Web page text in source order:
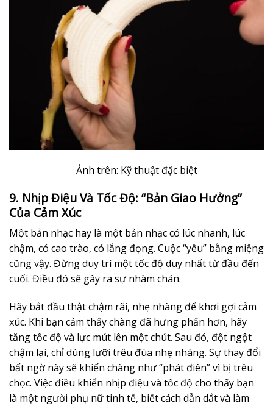
Ảnh trên: Kỹ thuật đặc biệt
9. Nhịp Điệu Và Tốc Độ: “Bản Giao Hưởng”
Của Cảm Xúc
Một bản nhạc hay là một bản nhạc có lúc nhanh, lúc
chậm, có cao trào, có lắng đọng. Cuộc “yêu” bằng miệng
cũng vậy. Đừng duy trì một tốc độ duy nhất từ đầu đến
cuối. Điều đó sẽ gây ra sự nhàm chán.
Hãy bắt đầu thật chậm rãi, nhẹ nhàng để khơi gợi cảm
xúc. Khi bạn cảm thấy chàng đã hưng phấn hơn, hãy
tăng tốc độ và lực mút lên một chút. Sau đó, đột ngột
chậm lại, chỉ dùng lưỡi trêu đùa nhẹ nhàng. Sự thay đổi
bất ngờ này sẽ khiến chàng như “phát điên” vì bị trêu
chọc. Việc điều khiển nhịp điệu và tốc độ cho thấy bạn
là một người phụ nữ tinh tế, biết cách dẫn dắt và làm